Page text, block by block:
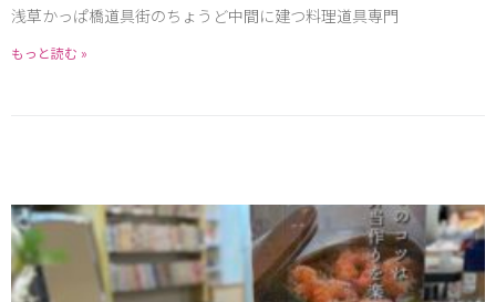
浅草かっぱ橋道具街のちょうど中間に建つ料理道具専門
もっと読む »